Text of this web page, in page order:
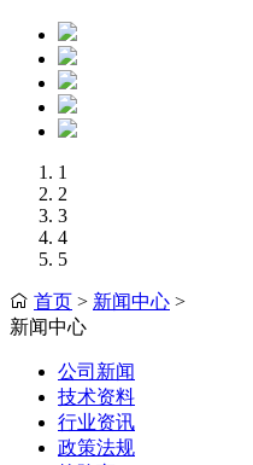
1
2
3
4
5
首页 > 新闻中心 >
新闻中心
公司新闻
技术资料
行业资讯
政策法规